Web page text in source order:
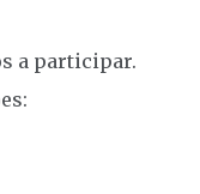
a participar.